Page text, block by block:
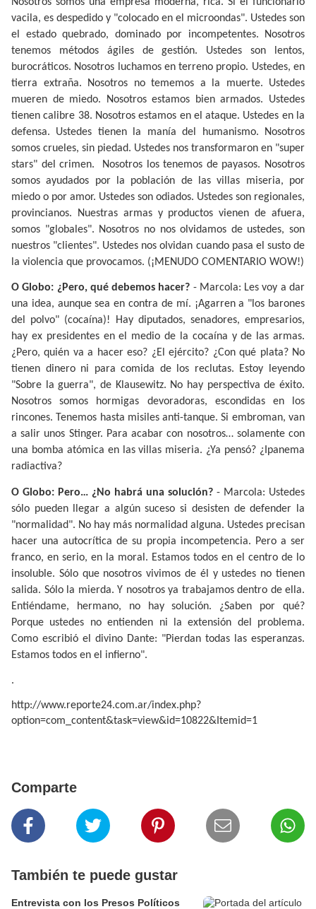
vacila, es despedido y "colocado en el microondas". Ustedes son
el estado quebrado, dominado por incompetentes. Nosotros
tenemos métodos ágiles de gestión. Ustedes son lentos,
burocráticos. Nosotros luchamos en terreno propio. Ustedes, en
tierra extraña. Nosotros no tememos a la muerte. Ustedes
mueren de miedo. Nosotros estamos bien armados. Ustedes
tienen calibre 38. Nosotros estamos en el ataque. Ustedes en la
defensa. Ustedes tienen la manía del humanismo. Nosotros
somos crueles, sin piedad. Ustedes nos transformaron en "super
stars" del crimen.
Nosotros los tenemos de payasos. Nosotros
somos ayudados por la población de las villas miseria, por
miedo o por amor. Ustedes son odiados. Ustedes son regionales,
provincianos. Nuestras armas y productos vienen de afuera,
somos "globales". Nosotros no nos olvidamos de ustedes, son
nuestros "clientes". Ustedes nos olvidan cuando pasa el susto de
la violencia que provocamos. (¡MENUDO COMENTARIO WOW!)
O Globo: ¿Pero, qué debemos hacer? - Marcola: Les voy a dar
una idea, aunque sea en contra de mí. ¡Agarren a "los barones
del polvo" (cocaína)! Hay diputados, senadores, empresarios,
hay ex presidentes en el medio de la cocaína y de las armas.
¿Pero, quién va a hacer eso? ¿El ejército? ¿Con qué plata? No
tienen dinero ni para comida de los reclutas. Estoy leyendo
"Sobre la guerra", de Klausewitz. No hay perspectiva de éxito.
Nosotros somos hormigas devoradoras, escondidas en los
rincones. Tenemos hasta misiles anti-tanque. Si embroman, van
a salir unos Stinger. Para acabar con nosotros… solamente con
una bomba atómica en las villas miseria. ¿Ya pensó? ¿Ipanema
radiactiva?
O Globo: Pero… ¿No habrá una solución? - Marcola: Ustedes
sólo pueden llegar a algún suceso si desisten de defender la
"normalidad". No hay más normalidad alguna. Ustedes precisan
hacer una autocrítica de su propia incompetencia. Pero a ser
franco, en serio, en la moral. Estamos todos en el centro de lo
insoluble. Sólo que nosotros vivimos de él y ustedes no tienen
salida. Sólo la mierda. Y nosotros ya trabajamos dentro de ella.
Entiéndame, hermano, no hay solución. ¿Saben por qué?
Porque ustedes no entienden ni la extensión del problema.
Como escribió el divino Dante: "Pierdan todas las esperanzas.
Estamos todos en el infierno".
.
http://www.reporte24.com.ar/index.php?
option=com_content&task=view&id=10822&Itemid=1
Comparte
También te puede gustar
Entrevista con los Presos Políticos